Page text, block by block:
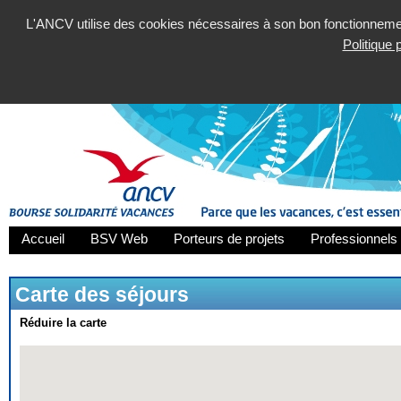
L'ANCV utilise des cookies nécessaires à son bon
Politique
Accueil BSV Web Porteurs de projets
Carte des séjours
Réduire la carte